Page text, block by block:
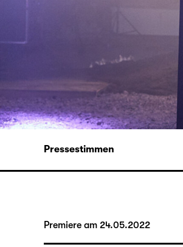
Pressestimmen
Premiere am 24.05.2022